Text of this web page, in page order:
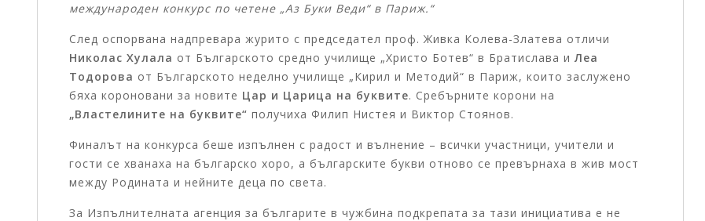
международен конкурс по четене „Аз Буки Веди“ в Париж.“
След оспорвана надпревара журито с председател проф. Живка Колева-Златева отличи
Николас Хулала от Българското средно училище „Христо Ботев“ в Братислава и Леа
Тодорова от Българското неделно училище „Кирил и Методий“ в Париж, които заслужено
бяха короновани за новите Цар и Царица на буквите. Сребърните корони на
„Властелините на буквите“ получиха Филип Нистея и Виктор Стоянов.
Финалът на конкурса беше изпълнен с радост и вълнение – всички участници, учители и
гости се хванаха на българско хоро, а българските букви отново се превърнаха в жив мост
между Родината и нейните деца по света.
За Изпълнителната агенция за българите в чужбина подкрепата за тази инициатива е не